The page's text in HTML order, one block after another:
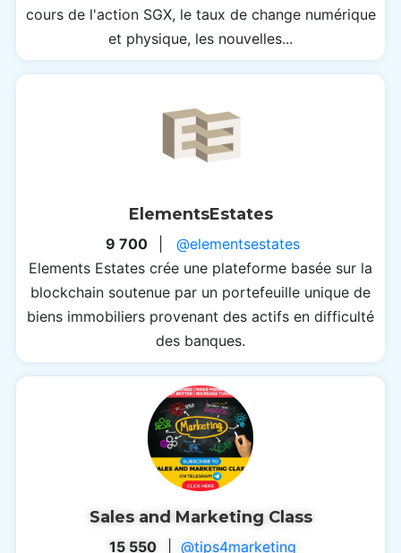
cours de l'action SGX, le taux de change numérique
et physique, les nouvelles...
ElementsEstates
9 700
@elementsestates
Elements Estates crée une plateforme basée sur la
blockchain soutenue par un portefeuille unique de
biens immobiliers provenant des actifs en difficulté
des banques.
Sales and Marketing Class
15 550 @tips4marketing